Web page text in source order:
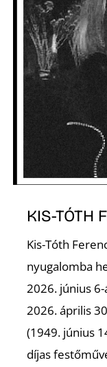
KIS-TÓTH
Kis-Tóth
nyugalomba
2026. június
2026. április
(1949. június
díjas